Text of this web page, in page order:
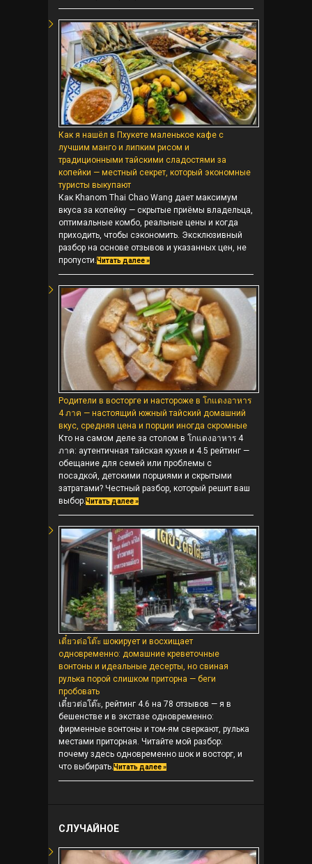
Как я нашёл в Пхукете маленькое кафе с
лучшим манго и липким рисом и
традиционными тайскими сладостями за
копейки — местный секрет, который экономные
туристы выкупают
Как Khanom Thai Chao Wang дает максимум
вкуса за копейку — скрытые приёмы владельца,
оптимальные комбо, реальные цены и когда
приходить, чтобы сэкономить. Эксклюзивный
разбор на основе отзывов и указанных цен, не
пропусти.Читать далее »
Родители в восторге и настороже в โกแดงอาหาร
4 ภาค — настоящий южный тайский домашний
вкус, средняя цена и порции иногда скромные
Кто на самом деле за столом в โกแดงอาหาร 4
ภาค: аутентичная тайская кухня и 4.5 рейтинг —
обещание для семей или проблемы с
посадкой, детскими порциями и скрытыми
затратами? Честный разбор, который решит ваш
выбор.Читать далее »
เตี๋ยวต่อโต๊ะ шокирует и восхищает
одновременно: домашние креветочные
вонтоны и идеальные десерты, но свиная
рулька порой слишком приторна — беги
пробовать
เตี๋ยวต่อโต๊ะ, рейтинг 4.6 на 78 отзывов — я в
бешенстве и в экстазе одновременно:
фирменные вонтоны и том-ям сверкают, рулька
местами приторная. Читайте мой разбор:
почему здесь одновременно шок и восторг, и
что выбирать.Читать далее »
СЛУЧАЙНОЕ